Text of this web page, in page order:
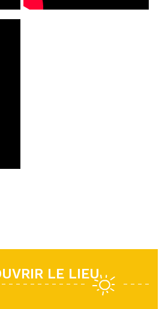
LE LIEU